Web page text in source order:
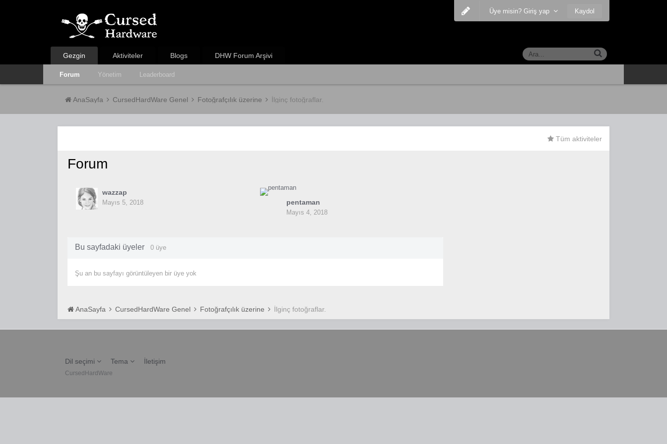
Üye misin? Giriş yap Kaydol
Gezgin
Forum Yönetim Leaderboard
Aktiviteler Blogs DHW Forum Arşivi
AnaSayfa CursedHardWare Genel Fotoğrafçılık üzerine İlginç fotoğraflar.
Tüm aktiviteler
Forum
wazzap
Mayıs 5, 2018 pentaman
Mayıs 4, 2018
Bu sayfadaki üyeler 0 üye
Şu an bu sayfayı görüntüleyen bir üye yok
AnaSayfa CursedHardWare Genel Fotoğrafçılık üzerine İlginç fotoğraflar.
Dil seçimi Tema İletişim
CursedHardWare